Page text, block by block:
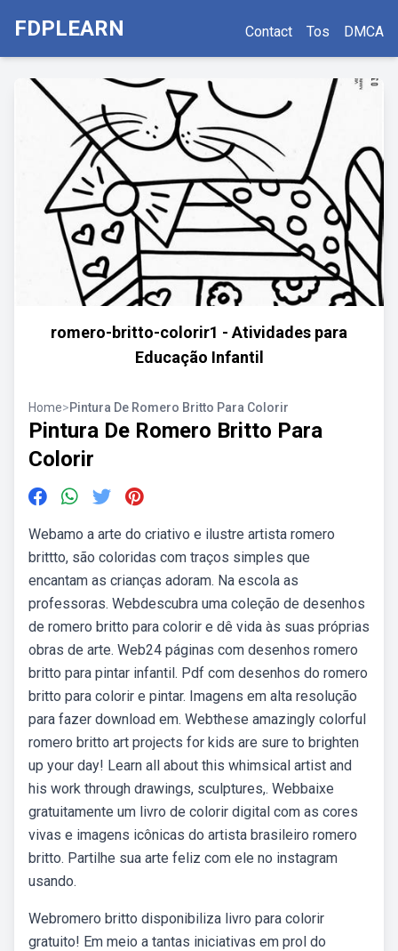
FDPLEARN Contact Tos DMCA
romero-britto-colorir1 - Atividades para
Educação Infantil
Home>Pintura De Romero Britto Para Colorir
Pintura De Romero Britto Para
Colorir
Webamo a arte do criativo e ilustre artista romero
brittto, são coloridas com traços simples que
encantam as crianças adoram. Na escola as
professoras. Webdescubra uma coleção de desenhos
de romero britto para colorir e dê vida às suas próprias
obras de arte. Web24 páginas com desenhos romero
britto para pintar infantil. Pdf com desenhos do romero
britto para colorir e pintar. Imagens em alta resolução
para fazer download em. Webthese amazingly colorful
romero britto art projects for kids are sure to brighten
up your day! Learn all about this whimsical artist and
his work through drawings, sculptures,. Webbaixe
gratuitamente um livro de colorir digital com as cores
vivas e imagens icônicas do artista brasileiro romero
britto. Partilhe sua arte feliz com ele no instagram
usando.
Webromero britto disponibiliza livro para colorir
gratuito! Em meio a tantas iniciativas em prol do